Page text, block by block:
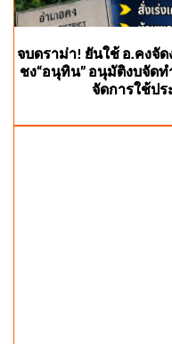
จบดราม่า! ยันใช้ อ.คงจั
ชง“อนุทิน” อนุมัติงบจัด
จัดการใช้ป